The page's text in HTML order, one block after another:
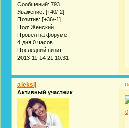
Сообщений: 793
Уважение: [+40/-2]
Позитив: [+36/-1]
Пол: Женский
Провел на форуме:
4 дня 0 часов
Последний визит:
2013-11-14 21:10:31
aleksij
Активный участник
0